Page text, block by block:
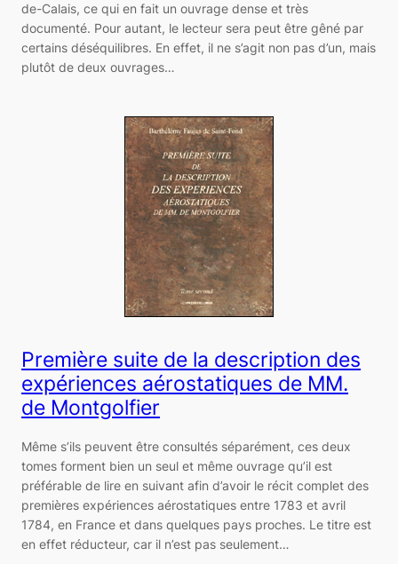
de-Calais, ce qui en fait un ouvrage dense et très
documenté. Pour autant, le lecteur sera peut être gêné par
certains déséquilibres. En effet, il ne s’agit non pas d’un, mais
plutôt de deux ouvrages…
Première suite de la description des
expériences aérostatiques de MM.
de Montgolfier
Même s’ils peuvent être consultés séparément, ces deux
tomes forment bien un seul et même ouvrage qu’il est
préférable de lire en suivant afin d’avoir le récit complet des
premières expériences aérostatiques entre 1783 et avril
1784, en France et dans quelques pays proches. Le titre est
en effet réducteur, car il n’est pas seulement…